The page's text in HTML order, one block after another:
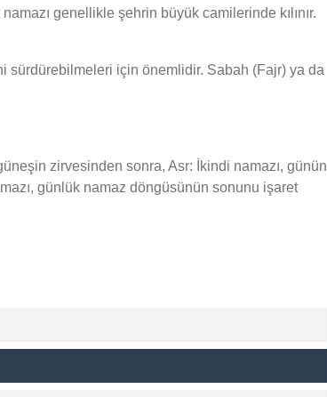
genellikle şehrin büyük camilerinde kılınır.
sürdürebilmeleri için önemlidir. Sabah (Fajr) ya da
zirvesinden sonra, Asr: İkindi namazı, günün
günlük namaz döngüsünün sonunu işaret